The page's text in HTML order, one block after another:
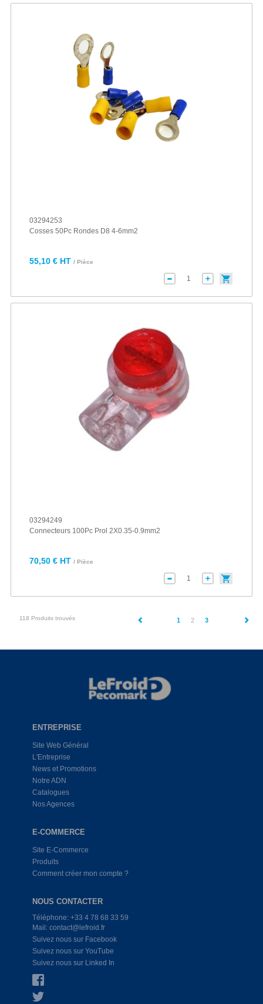
03294253
Cosses 50Pc Rondes D8 4-6mm2
55,10 € HT / Pièce
03294249
Connecteurs 100Pc Prol 2X0.35-0.9mm2
70,50 € HT / Pièce
118 Produits trouvés 1 2(current)
3
ENTREPRISE
Site Web Général
L'Entreprise
News et Promotions
Notre ADN
Catalogues
Nos Agences
E-COMMERCE
Site E-Commerce
Produits
Comment créer mon compte ?
NOUS CONTACTER
Téléphone: +33 4 78 68 33 59
Mail: contact@lefroid.fr
Suivez nous sur Facebook
Suivez nous sur YouTube
Suivez nous sur Linked In